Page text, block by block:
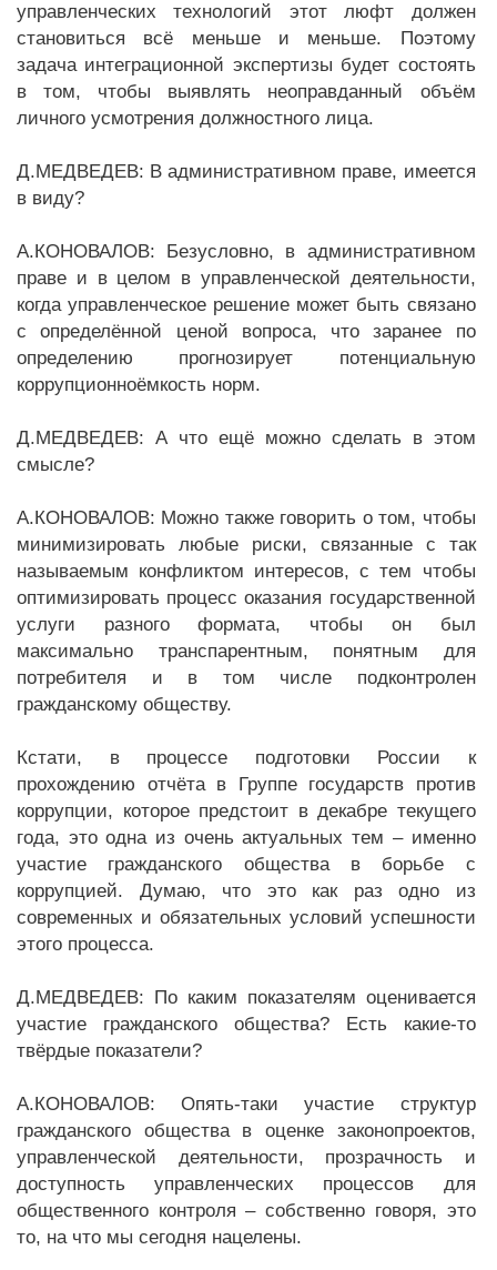
управленческих технологий этот люфт должен
становиться всё меньше и меньше. Поэтому
задача интеграционной экспертизы будет состоять
в том, чтобы выявлять неоправданный объём
личного усмотрения должностного лица.
Д.МЕДВЕДЕВ: В административном праве, имеется
в виду?
А.КОНОВАЛОВ: Безусловно, в административном
праве и в целом в управленческой деятельности,
когда управленческое решение может быть связано
с определённой ценой вопроса, что заранее по
определению прогнозирует потенциальную
коррупционноёмкость норм.
Д.МЕДВЕДЕВ: А что ещё можно сделать в этом
смысле?
А.КОНОВАЛОВ: Можно также говорить о том, чтобы
минимизировать любые риски, связанные с так
называемым конфликтом интересов, с тем чтобы
оптимизировать процесс оказания государственной
услуги разного формата, чтобы он был
максимально транспарентным, понятным для
потребителя и в том числе подконтролен
гражданскому обществу.
Кстати, в процессе подготовки России к
прохождению отчёта в Группе государств против
коррупции, которое предстоит в декабре текущего
года, это одна из очень актуальных тем – именно
участие гражданского общества в борьбе с
коррупцией. Думаю, что это как раз одно из
современных и обязательных условий успешности
этого процесса.
Д.МЕДВЕДЕВ: По каким показателям оценивается
участие гражданского общества? Есть какие-то
твёрдые показатели?
А.КОНОВАЛОВ: Опять-таки участие структур
гражданского общества в оценке законопроектов,
управленческой деятельности, прозрачность и
доступность управленческих процессов для
общественного контроля – собственно говоря, это
то, на что мы сегодня нацелены.